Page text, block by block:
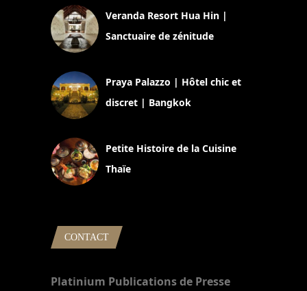
Veranda Resort Hua Hin |
Sanctuaire de zénitude
Praya Palazzo | Hôtel chic et
discret | Bangkok
Petite Histoire de la Cuisine
Thaïe
CONTACT
Platinium Publications de Presse